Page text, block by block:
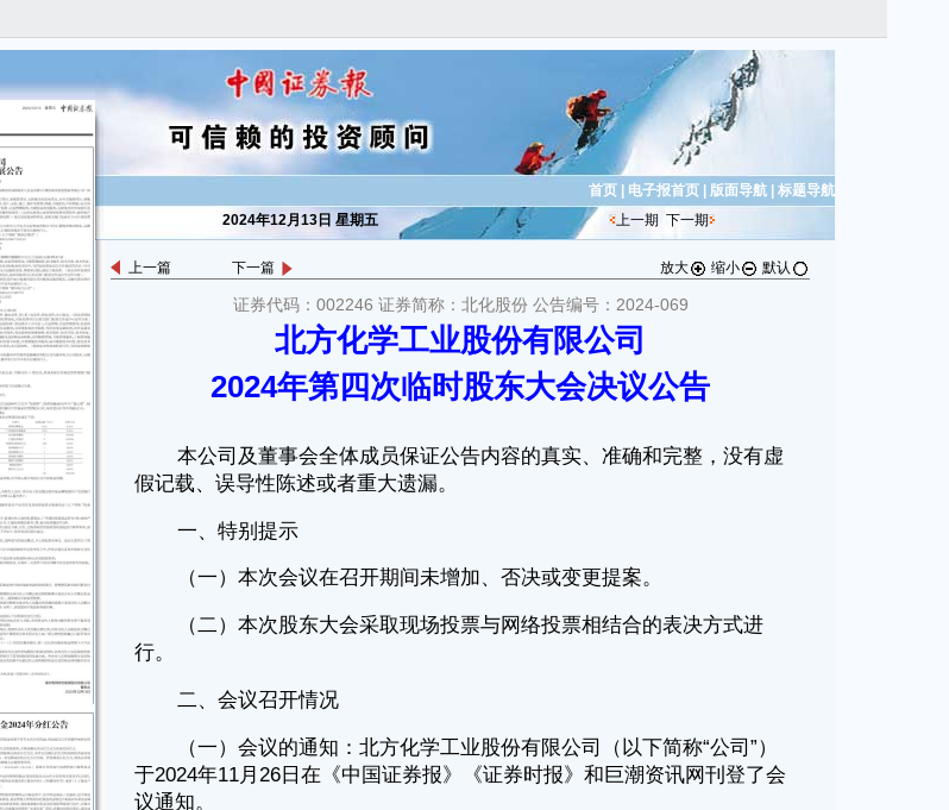
首页 电子报首页 版面导航
标题导航
2024年12月13日 星期五
上一期 下一期
上一篇 下一篇 放大 缩小 默认
证券代码：002246 证券简称：北化股份 公告编号：2024-069
北方化学工业股份有限公司
2024年第四次临时股东大会决议公告
全体成员保证公告内容的真实、准确和完整，没有虚
陈述或者重大遗漏。
示
议在召开期间未增加、否决或变更提案。
大会采取现场投票与网络投票相结合的表决方式进
情况
知：北方化学工业股份有限公司（以下简称“公司”）
日在《中国证券报》《证券时报》和巨潮资讯网刊登了会
召开时间：2024年12月12日下午2:50。
召开地点：四川省泸州市高坝北化股份总部办公楼三
议召集人：北方化学工业股份有限公司董事会。
：现场投票及网络投票相结合的方式。
召开符合《中华人民共和国公司法》《深圳证券交易所
《上市公司股东大会规则》等法律法规、规范性文件及
有关规定。